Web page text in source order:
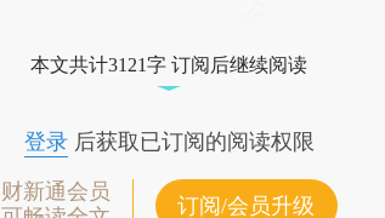
本文共计3121字 订阅后继续阅读
登录后获取已订阅的阅读权限
财新通会员
订阅/会员升级